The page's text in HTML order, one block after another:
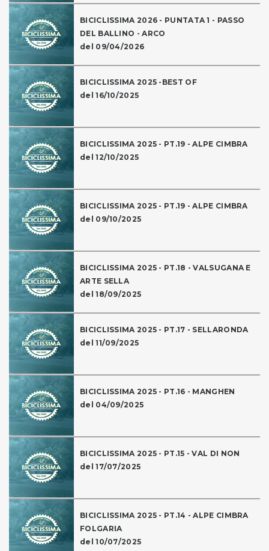
BICICLISSIMA 2026 - PUNTATA 1 - PASSO
DEL BALLINO - ARCO
del 09/04/2026
BICICLISSIMA 2025 -BEST OF
del 16/10/2025
BICICLISSIMA 2025 - PT.19 - ALPE CIMBRA
del 12/10/2025
BICICLISSIMA 2025 - PT.19 - ALPE CIMBRA
del 09/10/2025
BICICLISSIMA 2025 - PT.18 - VALSUGANA E
ARTE SELLA
del 18/09/2025
BICICLISSIMA 2025 - PT.17 - SELLARONDA
del 11/09/2025
BICICLISSIMA 2025 - PT.16 - MANGHEN
del 04/09/2025
BICICLISSIMA 2025 - PT.15 - VAL DI NON
del 17/07/2025
BICICLISSIMA 2025 - PT.14 - ALPE CIMBRA
FOLGARIA
del 10/07/2025